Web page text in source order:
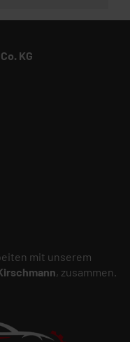
KG
mit unserem
, zusammen.